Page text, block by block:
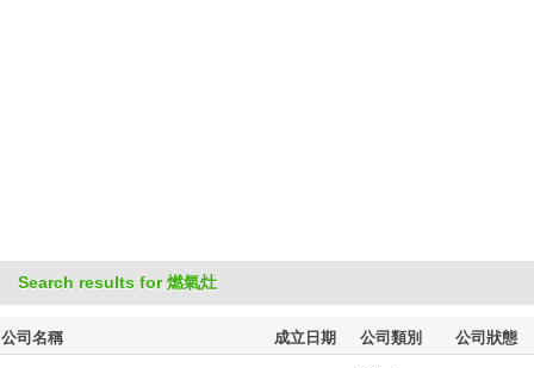
Search results for 燃氣灶
公司名稱 成立日期 公司類別 公司狀態